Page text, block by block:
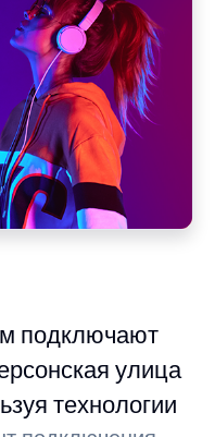
подключают
улица
технологии